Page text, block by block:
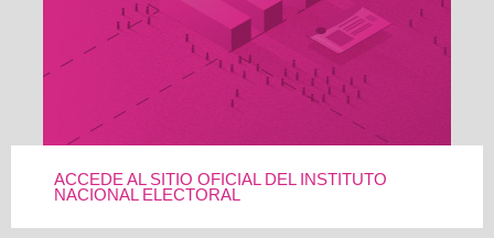
ACCEDE AL SITIO OFICIAL DEL INSTITUTO
NACIONAL ELECTORAL